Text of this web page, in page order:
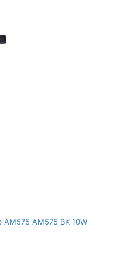
AM575 BK 10W